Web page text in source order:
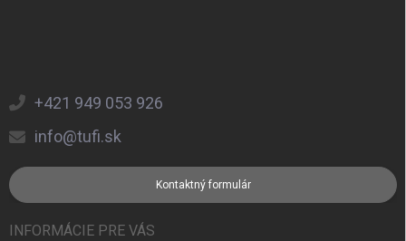
+421 949 053 926
info@tufi.sk
Kontaktný formulár
INFORMÁCIE PRE VÁS